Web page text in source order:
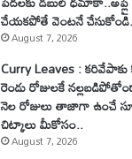
చేయకపోతే వెంటనే
August 7, 2026
Curry Leaves :
రెండు రోజులకే
నెల రోజులు తాజాగా ఉంచే
చిట్కాలు మీకోసం..
August 7, 2026